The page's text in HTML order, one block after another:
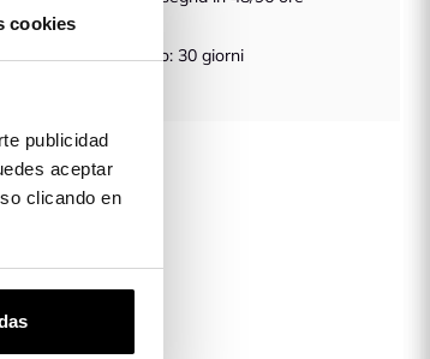
cookies
publicidad
aceptar
clicando en
Reso: 30 giorni